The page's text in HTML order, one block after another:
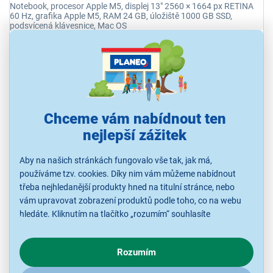
Chceme vám nabídnout ten
nejlepší zážitek
Aby na našich stránkách fungovalo vše tak, jak má,
používáme tzv. cookies. Díky nim vám můžeme nabídnout
třeba nejhledanější produkty hned na titulní stránce, nebo
vám upravovat zobrazení produktů podle toho, co na webu
hledáte. Kliknutím na tlačítko „rozumím“ souhlasíte
chování na webu pro zobrazení cílených reklam. Pokud vás
zajímají detaily, jak u nás s cookies a dalšími údaji pracujeme,
kliknětesem.
Rozumím
Notebook, procesor Apple M5, displej 13" 2560 × 1664 px RETINA
60 Hz, grafika Apple M5, RAM 24 GB, úložiště 1000 GB SSD,
podsvícená klávesnice, Mac OS
Odběr do 15 minut
KUP SPOLU